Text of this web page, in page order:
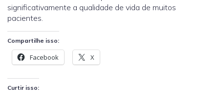
significativamente a qualidade de vida de muitos
pacientes.
Compartilhe isso:
Facebook X
Curtir isso: